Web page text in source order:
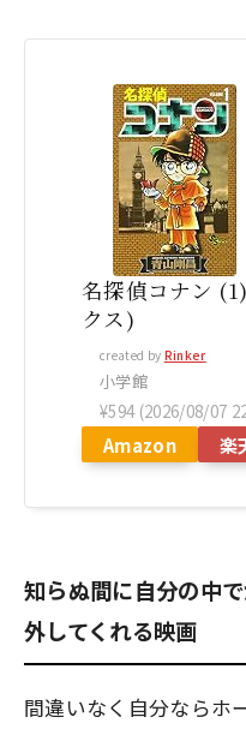
名探偵コナン
クス)
created by Rinker
小学館
¥594 (2026/08/07
Amazon 楽
知らぬ間に自分の中
外してくれる映画
間違いなく自分ならホ